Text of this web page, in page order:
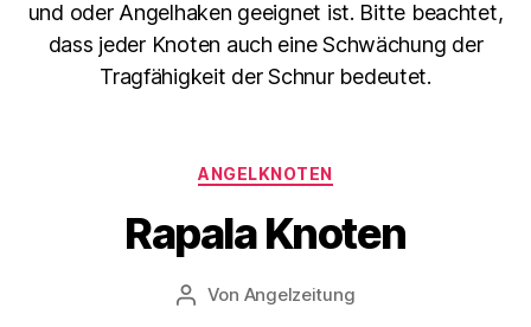
und oder Angelhaken geeignet ist. Bitte beachtet,
dass jeder Knoten auch eine Schwächung der
Tragfähigkeit der Schnur bedeutet.
Kategorien
ANGELKNOTEN
Rapala Knoten
Beitragsautor
Von Angelzeitung